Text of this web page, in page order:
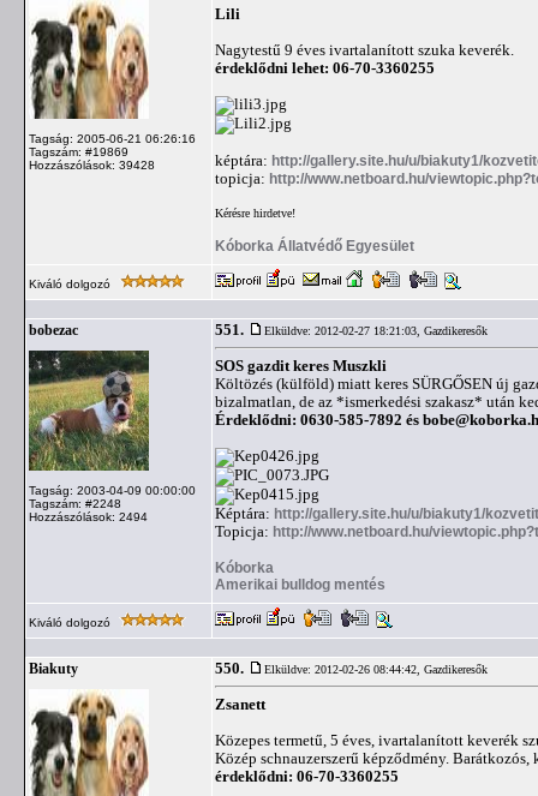
Tagság: 2005-06-21 06:26:16
Tagszám: #19869
Hozzászólások: 39428
Lili
Nagytestű 9 éves ivartalanított szuka keverék.
érdeklődni lehet: 06-70-3360255
képtára: http://gallery.site.hu/u/biakuty1/
topicja: http://www.netboard.hu/
Kérésre hirdetve!
Kóborka Állatvédő Egyesület
Kiváló dolgozó
bobezac
Tagság: 2003-04-09 00:00:00
Tagszám: #2248
Hozzászólások: 2494
551. Elküldve: 2012-02-27 18:21:03, Gazdikeresők
SOS gazdit keres Muszkli
Költözés (külföld) miatt keres SÜRGŐSEN új
bizalmatlan, de az *ismerkedési szakasz* után
Érdeklődni: 0630-585-7892 és
Képtára: http://gallery.site.hu/u/biakuty1/
Topicja: http://www.netboard.hu/
Kóborka
Amerikai bulldog mentés
Kiváló dolgozó
Biakuty 550. Elküldve: 2012-02-26 08:44:42, Gazdikeresők
Zsanett
Közepes termetű, 5 éves, ivartalanított keverék
Közép schnauzerszerű képződmény.
érdeklődni: 06-70-3360255